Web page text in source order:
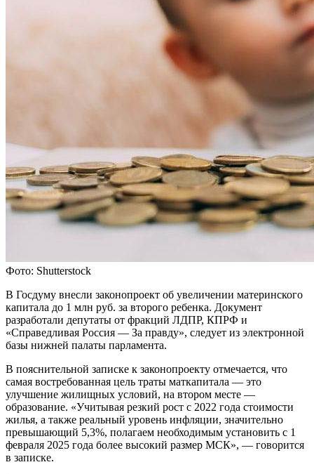
Фото: Shutterstock
В Госдуму внесли законопроект об увеличении материнского
капитала до 1 млн руб. за второго ребенка. Документ
разработали депутаты от фракций ЛДПР, КПРФ и
«Справедливая Россия — За правду», следует из электронной
базы нижней палаты парламента.
В пояснительной записке к законопроекту отмечается, что
самая востребованная цель траты маткапитала — это
улучшение жилищных условий, на втором месте —
образование. «Учитывая резкий рост с 2022 года стоимости
жилья, а также реальный уровень инфляции, значительно
превышающий 5,3%, полагаем необходимым установить с 1
февраля 2025 года более высокий размер МСК», — говорится
в записке.